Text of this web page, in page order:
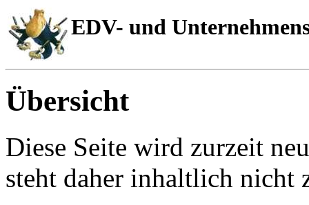
EDV- und
Übersicht
Diese Seite wird zurzeit
steht daher inhaltlich nicht